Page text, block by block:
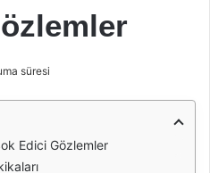
süresi
Edici Gözlemler